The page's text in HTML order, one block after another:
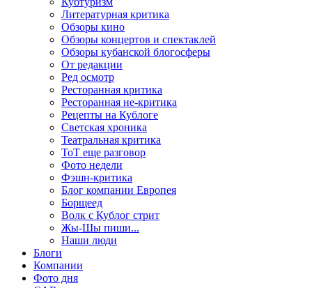
Литературная критика
Обзоры кино
Обзоры концертов и спектаклей
Обзоры кубанской блогосферы
От редакции
Ред осмотр
Ресторанная критика
Ресторанная не-критика
Рецепты на Кублоге
Светская хроника
Театральная критика
ТоТ еще разговор
Фото недели
Фэшн-критика
Блог компании Европея
Борщеед
Волк с Кублог стрит
Жы-Шы пиши...
Наши люди
Блоги
Компании
Фото дня